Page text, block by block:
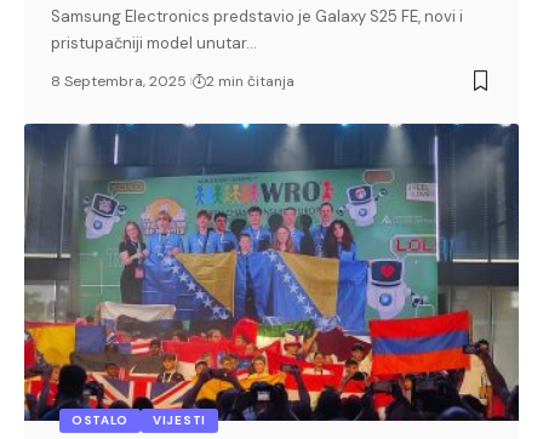
Samsung Electronics predstavio je Galaxy S25 FE, novi i
pristupačniji model unutar…
8 Septembra, 2025 2 min čitanja
OSTALO VIJESTI